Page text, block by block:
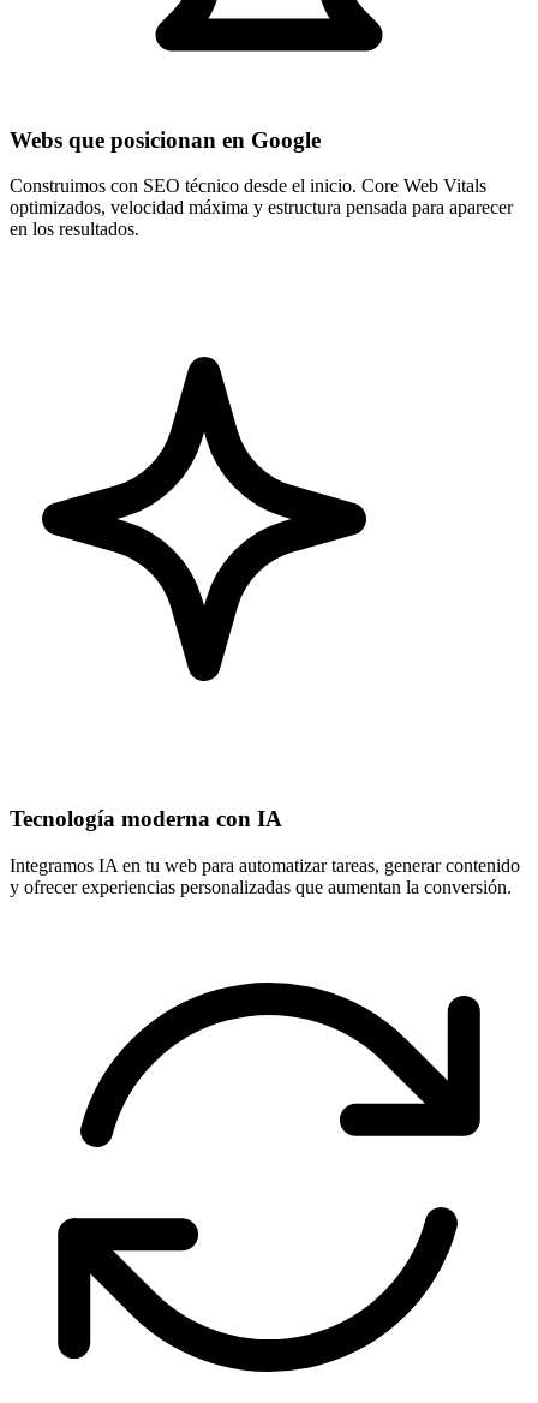
Webs que posicionan en Google
Construimos con SEO técnico desde el inicio. Core Web Vitals
optimizados, velocidad máxima y estructura pensada para aparecer
en los resultados.
Tecnología moderna con IA
Integramos IA en tu web para automatizar tareas, generar contenido
y ofrecer experiencias personalizadas que aumentan la conversión.